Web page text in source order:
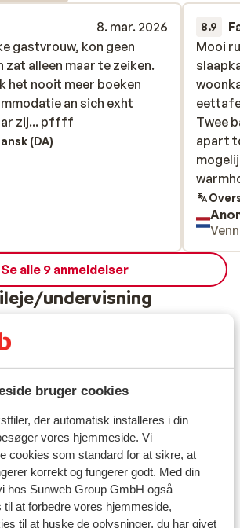
bruger cookies
der automatisk installeres i din
vores hjemmeside. Vi
cookies som standard for at sikre, at
korrekt og fungerer godt. Med din
hos Sunweb Group GmbH også
at forbedre vores hjemmeside,
til at huske de oplysninger, du har givet
8. mar. 2026
gastvrouw, kon geen
zat alleen maar te zeiken.
het nooit meer boeken
an sich exht
zij... pffff
gastvrouw, kon geen
zat alleen maar te zeiken.
het nooit meer boeken
an sich exht
zij... pffff
(DA)
8.9
Mooi
Twee
apart
prima.
Mooi
Twee
apart
Se alle 9 anmeldelser
undervisning
i Ski